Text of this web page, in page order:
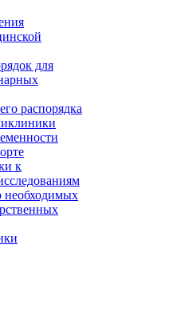
для
распорядка
к
необходимых